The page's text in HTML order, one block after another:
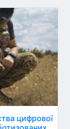
цифрової